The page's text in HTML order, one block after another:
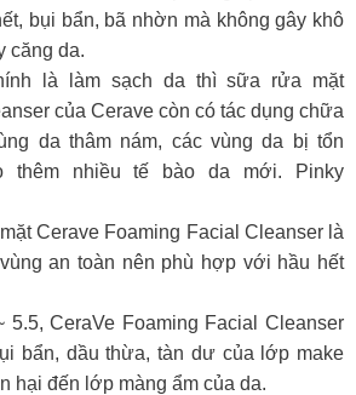
bụi bẩn, bã nhờn mà không gây khô
căng da.
là làm sạch da thì sữa rửa mặt
của Cerave còn có tác dụng chữa
da thâm nám, các vùng da bị tổn
thêm nhiều tế bào da mới. Pinky
Cerave Foaming Facial Cleanser là
an toàn nên phù hợp với hầu hết
CeraVe Foaming Facial Cleanser
bẩn, dầu thừa, tàn dư của lớp make
hại đến lớp màng ẩm của da.